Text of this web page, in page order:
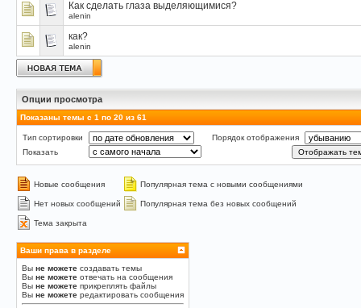
Как cделать глаза выделяющимися?
alenin
как?
alenin
Опции просмотра
Показаны темы с 1 по 20 из 61
Тип сортировки
Порядок отображения
Показать
Новые сообщения Популярная тема с новыми сообщениями
Нет новых сообщений Популярная тема без новых сообщений
Тема закрыта
Ваши права в разделе
Вы не можете создавать темы
Вы не можете отвечать на сообщения
Вы не можете прикреплять файлы
Вы не можете редактировать сообщения